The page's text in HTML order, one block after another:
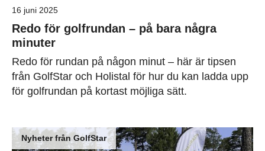
16 juni 2025
Redo för golfrundan – på bara några
minuter
Redo för rundan på någon minut – här är tipsen
från GolfStar och Holistal för hur du kan ladda upp
för golfrundan på kortast möjliga sätt.
Nyheter från GolfStar